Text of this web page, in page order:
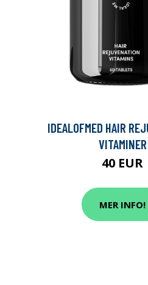
IDEALOFMED HAIR
VITAMINER
40 EUR
MER INFO!